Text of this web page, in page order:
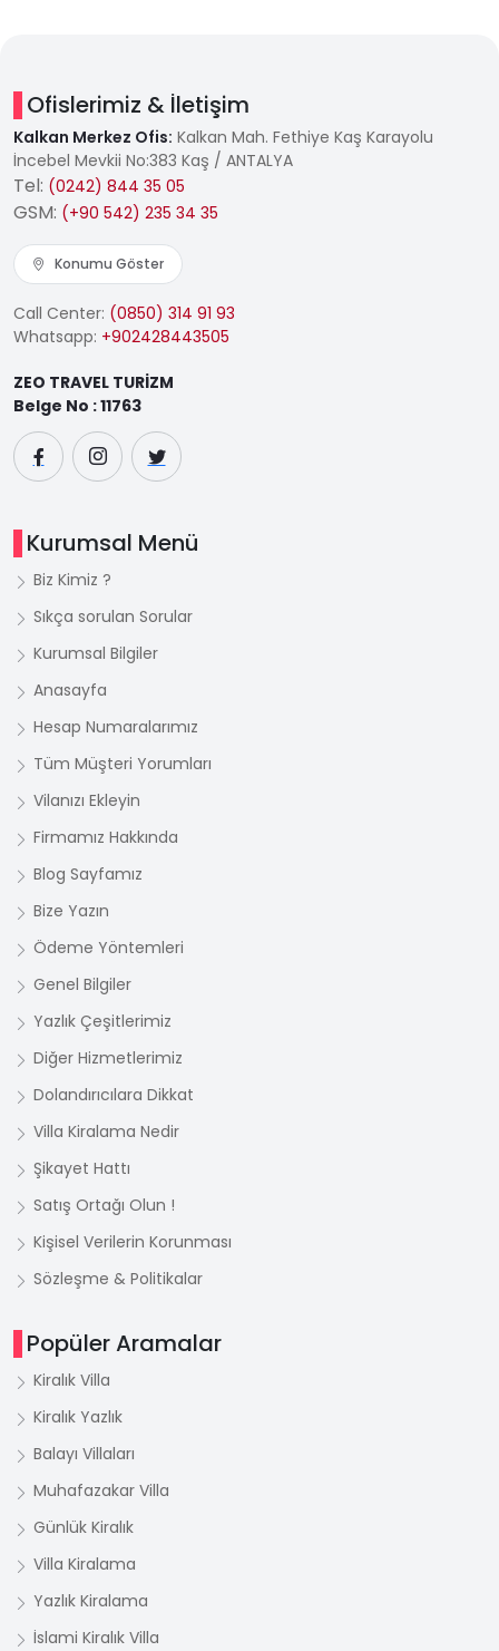
Ofislerimiz & İletişim
Kalkan Merkez Ofis: Kalkan Mah. Fethiye Kaş Karayolu
İncebel Mevkii No:383 Kaş / ANTALYA
Tel: (0242) 844 35 05
GSM: (+90 542) 235 34 35
Konumu Göster
Call Center: (0850) 314 91 93
Whatsapp: +902428443505
ZEO TRAVEL TURİZM
Belge No : 11763
Kurumsal Menü
Biz Kimiz ?
Sıkça sorulan Sorular
Kurumsal Bilgiler
Anasayfa
Hesap Numaralarımız
Tüm Müşteri Yorumları
Vilanızı Ekleyin
Firmamız Hakkında
Blog Sayfamız
Bize Yazın
Ödeme Yöntemleri
Genel Bilgiler
Yazlık Çeşitlerimiz
Diğer Hizmetlerimiz
Dolandırıcılara Dikkat
Villa Kiralama Nedir
Şikayet Hattı
Satış Ortağı Olun !
Kişisel Verilerin Korunması
Sözleşme & Politikalar
Popüler Aramalar
Kiralık Villa
Kiralık Yazlık
Balayı Villaları
Muhafazakar Villa
Günlük Kiralık
Villa Kiralama
Yazlık Kiralama
İslami Kiralık Villa